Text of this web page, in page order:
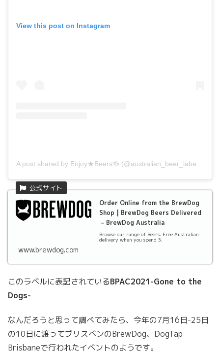
View this post on Instagram
Order Online from the BrewDog
Shop | BrewDog Beers Delivered
– BrewDog Australia
Browse our range of Beers. Free Australian
delivery when you spend 5.
www.brewdog.com
このラベルに表記されているBPAC2021-Gone to the
Dogs-
なんだろうと思って調べてみたら、今年の7月16日-25日
の10日に渡ってブリスベンのBrewDog、DogTap
Brisbaneで行われたイベントのようです。